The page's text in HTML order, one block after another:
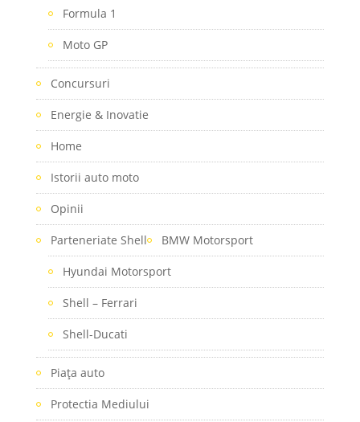
Formula 1
Moto GP
Concursuri
Energie & Inovatie
Home
Istorii auto moto
Opinii
Parteneriate Shell BMW Motorsport
Hyundai Motorsport
Shell – Ferrari
Shell-Ducati
Piaţa auto
Protectia Mediului